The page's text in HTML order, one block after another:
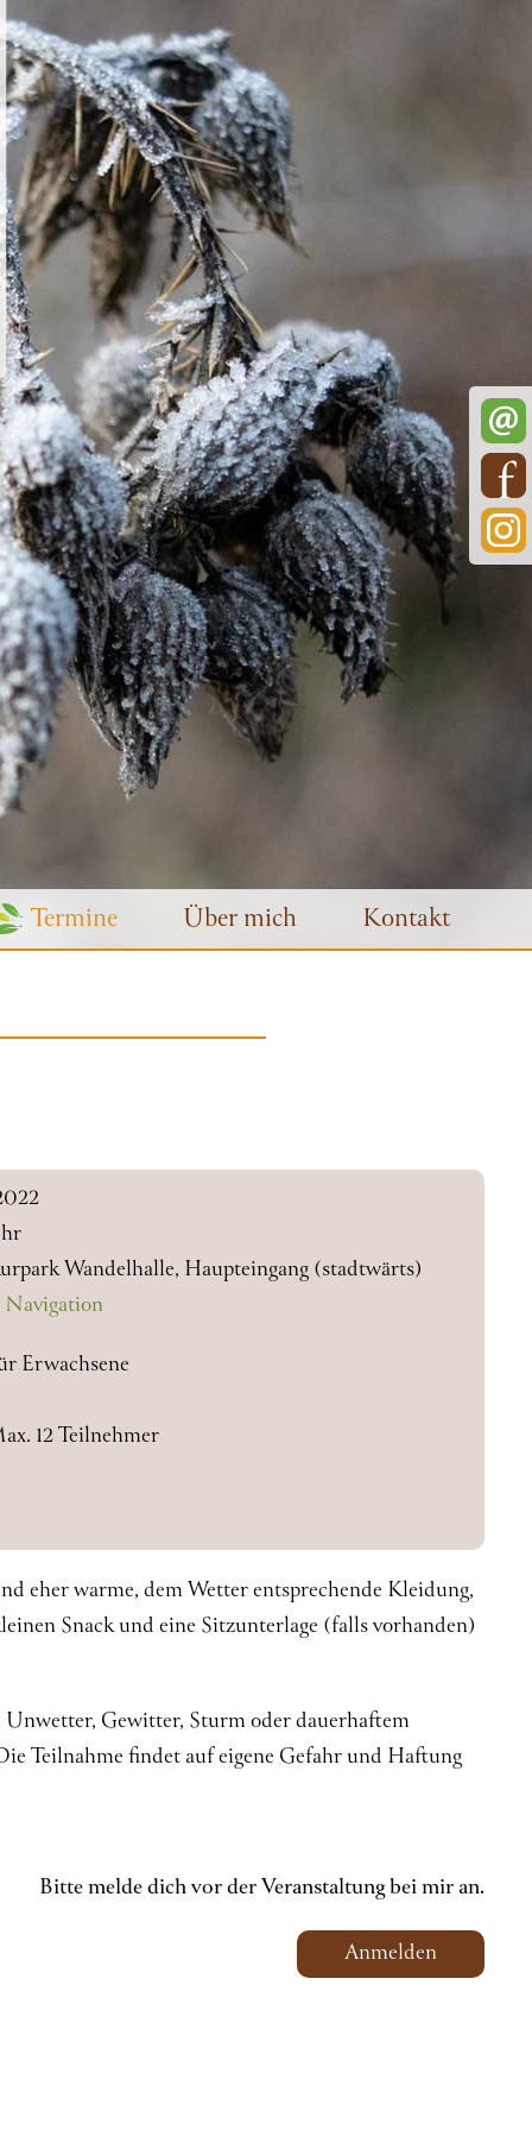
Termine Über mich Kontakt
Wandelhalle, Haupteingang (stadtwärts)
Erwachsene
12 Teilnehmer
eher warme, dem Wetter entsprechende Kleidung,
Snack und eine Sitzunterlage (falls vorhanden)
Gewitter, Sturm oder dauerhaftem
Teilnahme findet auf eigene Gefahr und Haftung
Bitte melde dich vor der Veranstaltung bei mir an.
Anmelden